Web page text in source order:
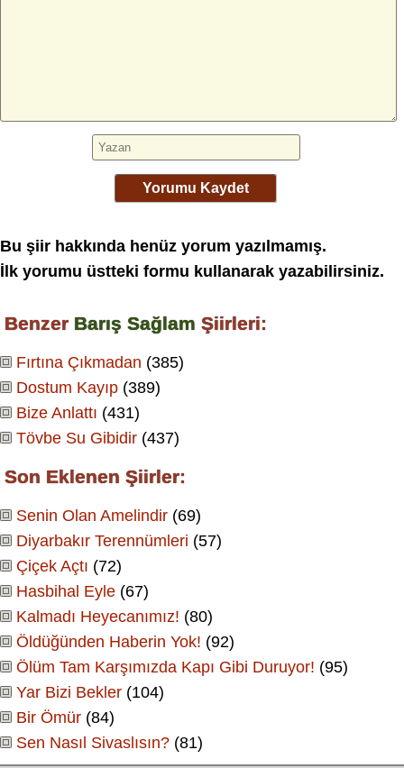
Yorumu Kaydet
Bu şiir hakkında henüz yorum yazılmamış.
İlk yorumu üstteki formu kullanarak yazabilirsiniz.
Benzer Barış Sağlam Şiirleri:
Fırtına Çıkmadan (385)
Dostum Kayıp (389)
Bize Anlattı (431)
Tövbe Su Gibidir (437)
Son Eklenen Şiirler:
Senin Olan Amelindir (69)
Diyarbakır Terennümleri (57)
Çiçek Açtı (72)
Hasbihal Eyle (67)
Kalmadı Heyecanımız! (80)
Öldüğünden Haberin Yok! (92)
Ölüm Tam Karşımızda Kapı Gibi Duruyor! (95)
Yar Bizi Bekler (104)
Bir Ömür (84)
Sen Nasıl Sivaslısın? (81)